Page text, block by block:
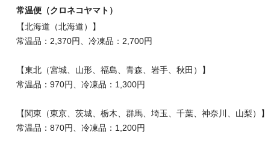
常温便（クロネコヤマト）
【北海道（北海道）】
常温品：2,370円、冷凍品：2,700円
【東北（宮城、山形、福島、青森、岩手、秋田）】
常温品：970円、冷凍品：1,300円
【関東（東京、茨城、栃木、群馬、埼玉、千葉、神奈川、山梨）】
常温品：870円、冷凍品：1,200円